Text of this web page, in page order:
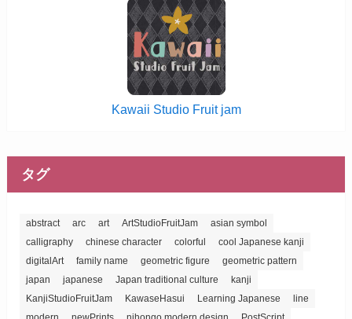
Kawaii Studio Fruit jam
タグ
abstract arc art ArtStudioFruitJam
asian symbol
calligraphy
chinese character colorful
cool Japanese kanji
digitalArt
family name geometric figure
geometric pattern
japan
japanese Japan traditional culture
kanji
KanjiStudioFruitJam
KawaseHasui Learning Japanese
line